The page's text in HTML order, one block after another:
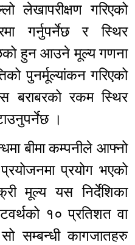
लेखापरीक्षण गरिएको
गर्नुपर्नेछ र स्थिर
हुन आउने मूल्य गणना
पुनर्मूल्यांकन गरिएको
बराबरको रकम स्थिर
।
बीमा कम्पनीले आफ्नो
प्रयोग भएको
मूल्य यस निर्देशिका
१० प्रतिशत वा
सम्बन्धी कागजातहरु